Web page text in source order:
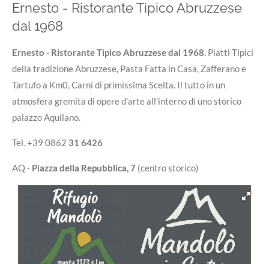
Ernesto - Ristorante Tipico Abruzzese
dal 1968
Ernesto - Ristorante Tipico Abruzzese dal 1968. Piatti Tipici
della tradizione Abruzzese, Pasta Fatta in Casa, Zafferano e
Tartufo a Km0, Carni di primissima Scelta. Il tutto in un
atmosfera gremita di opere d'arte all'interno di uno storico
palazzo Aquilano.
Tel. +39 0862 31 6426
AQ - Piazza della Repubblica, 7 (centro storico)